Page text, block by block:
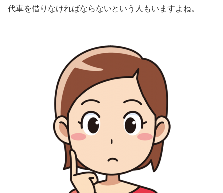
代車を借りなければならないという人もいますよね。